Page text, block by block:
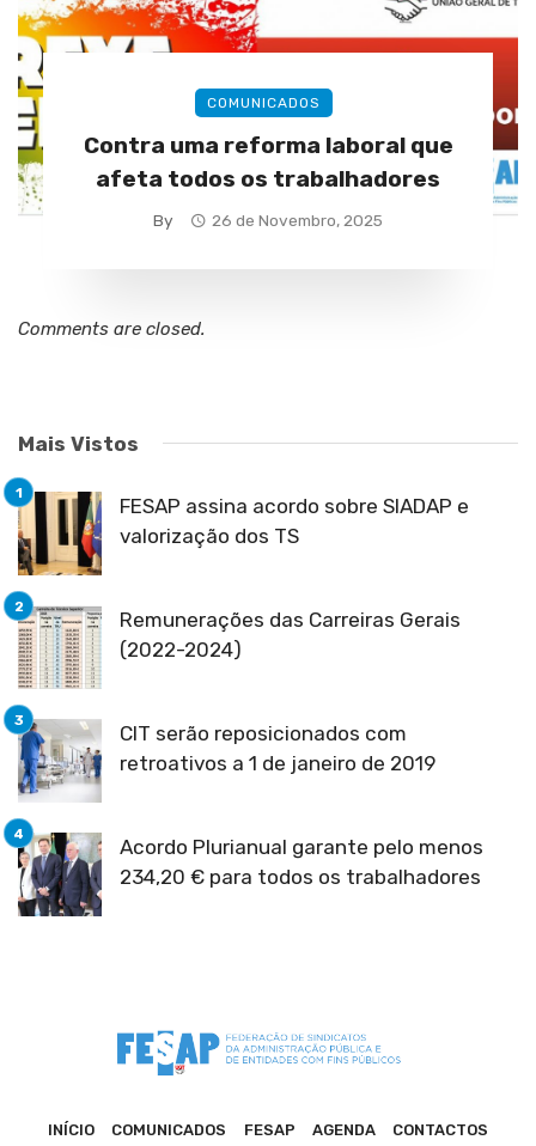
COMUNICADOS
Contra uma reforma laboral que
afeta todos os trabalhadores
By 26 de Novembro, 2025
Comments are closed.
Mais Vistos
FESAP assina acordo sobre SIADAP e
valorização dos TS
Remunerações das Carreiras Gerais
(2022-2024)
CIT serão reposicionados com
retroativos a 1 de janeiro de 2019
Acordo Plurianual garante pelo menos
234,20 € para todos os trabalhadores
INÍCIO COMUNICADOS FESAP AGENDA CONTACTOS